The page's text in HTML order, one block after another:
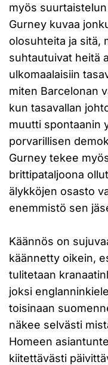
myös
Gurney kuvaa
olosuhteita ja sitä,
suhtautuivat heitä
ulkomaalaisiin
miten Barcelonan
kun tasavallan
muutti spontaanin
porvarillisen
Gurney tekee
brittipataljoona
älykköjen osasto
enemmistö sen
Käännös on
käännetty oikein,
tulitetaan
joksi
toisinaan
näkee selvästi
Homeen
kiitettävästi